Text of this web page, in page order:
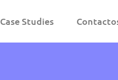
Case Studies